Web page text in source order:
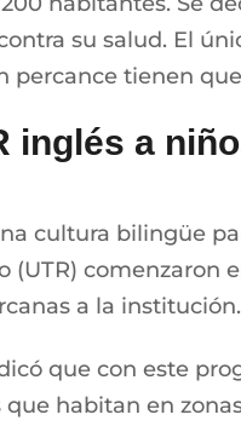
su salud. El
percance tienen
inglés a
cultura bilingüe
comenzaron
a la institución.
que con este
habitan en